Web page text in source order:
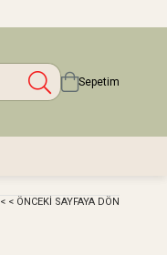
Sepetim
< < ÖNCEKI SAYFAYA DÖN